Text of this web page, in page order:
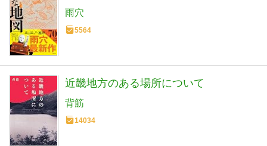
雨穴
5564
近畿地方のある場所について
背筋
14034